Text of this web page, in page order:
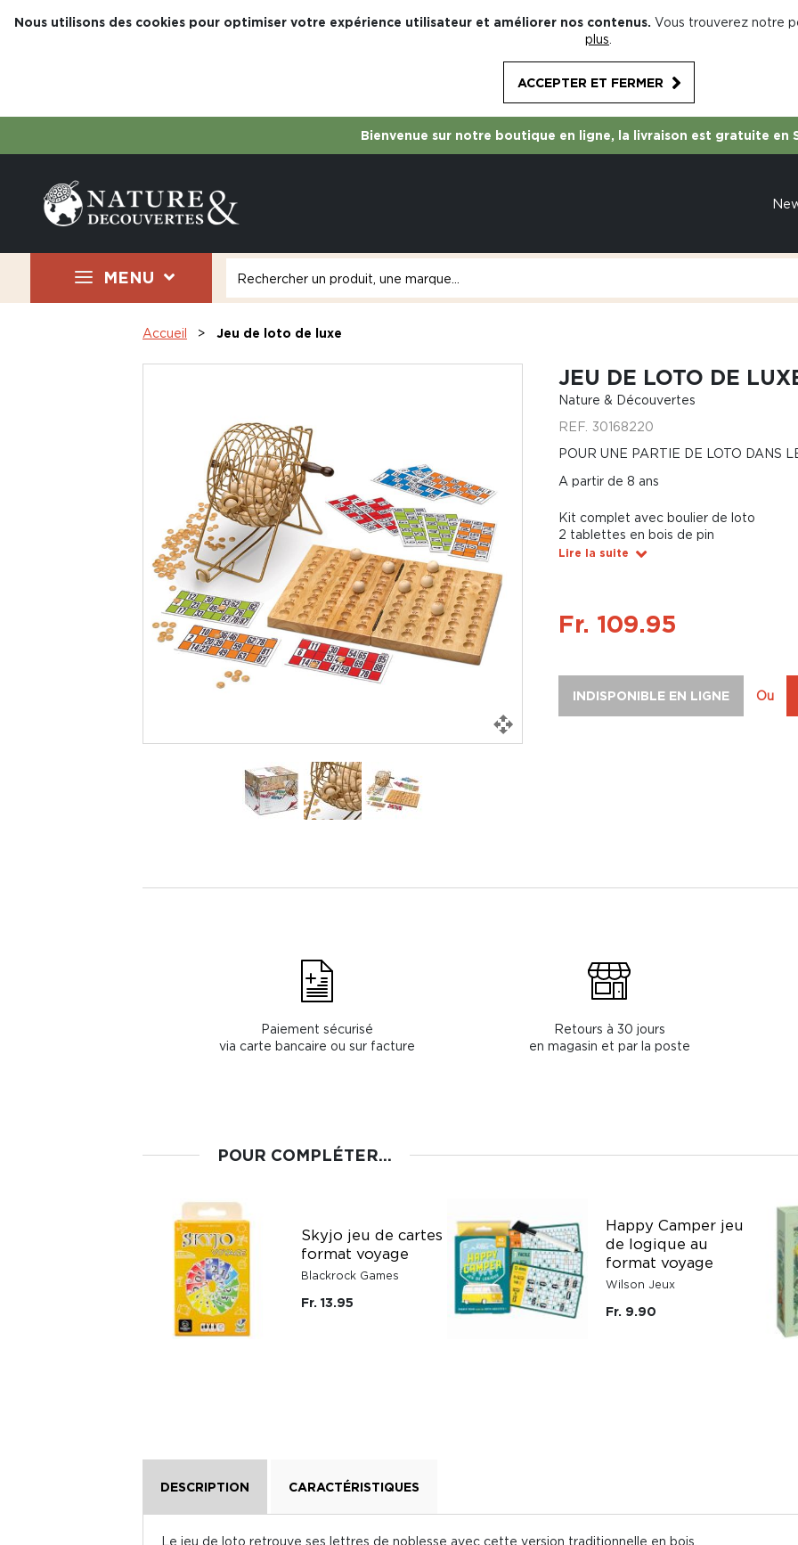
Nous utilisons des cookies pour optimiser votre expérience utilisateur et améliorer nos contenus. Vous trouverez notre
plus
ACCEPTER ET FERMER
Bienvenue sur notre boutique en ligne, la livraison est gratuite en
MENU
Accueil Jeu de loto de luxe
JEU DE LOTO DE
Nature & Découvertes
REF. 30168220
POUR UNE PARTIE DE LOTO DANS
A partir de 8 ans
Kit complet avec boulier de loto
2 tablettes en bois de pin
Lire la suite
Fr. 109.95
INDISPONIBLE EN LIGNE Ou
Paiement sécurisé
via carte bancaire ou sur facture
Retours à 30 jours
en magasin et par la poste
POUR COMPLÉTER...
Skyjo jeu de cartes
format voyage
Blackrock Games
Fr. 13.95
Happy Camper jeu
de logique au
format voyage
Wilson Jeux
Fr. 9.90
DESCRIPTION CARACTÉRISTIQUES
Le jeu de loto retrouve ses lettres de noblesse avec cette version traditionnelle en bois.